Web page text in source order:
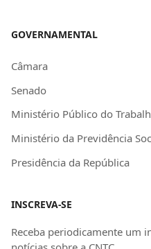
GOVERNAMENTAL
Câmara
Senado
Ministério Público do
Ministério da Previdência
Presidência da República
INSCREVA-SE
Receba periodicamente um